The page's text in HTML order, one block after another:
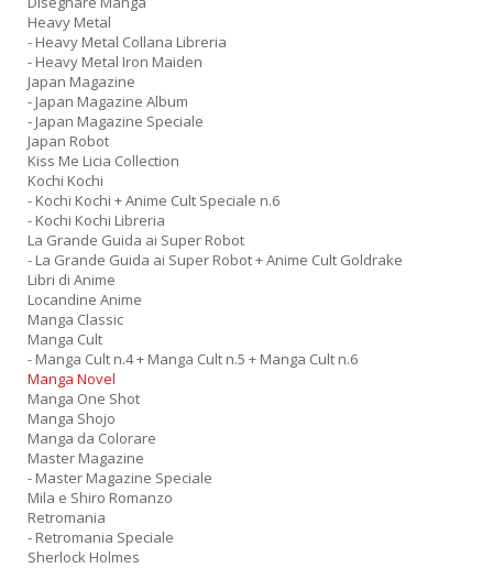
Heavy Metal
- Heavy Metal Collana Libreria
- Heavy Metal Iron Maiden
Japan Magazine
- Japan Magazine Album
- Japan Magazine Speciale
Japan Robot
Kiss Me Licia Collection
Kochi Kochi
- Kochi Kochi + Anime Cult Speciale n.6
- Kochi Kochi Libreria
La Grande Guida ai Super Robot
- La Grande Guida ai Super Robot + Anime Cult Goldrake
Libri di Anime
Locandine Anime
Manga Classic
Manga Cult
- Manga Cult n.4 + Manga Cult n.5 + Manga Cult n.6
Manga Novel
Manga One Shot
Manga Shojo
Manga da Colorare
Master Magazine
- Master Magazine Speciale
Mila e Shiro Romanzo
Retromania
- Retromania Speciale
Sherlock Holmes